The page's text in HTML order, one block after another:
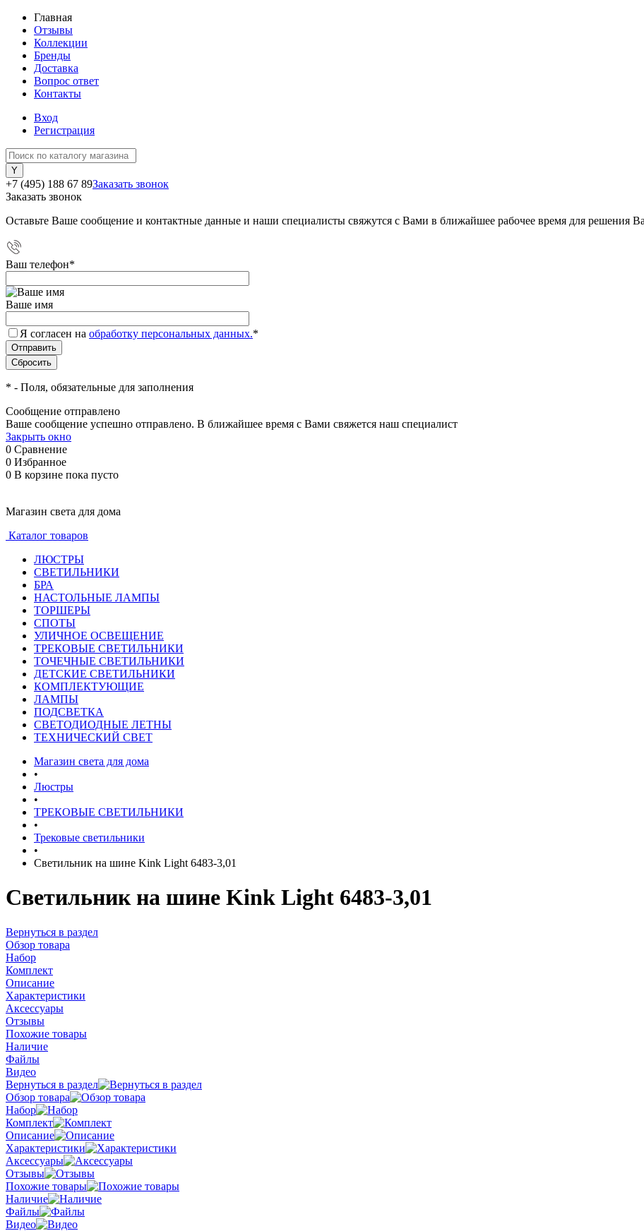
Главная
Отзывы
Коллекции
Бренды
Доставка
Вопрос ответ
Контакты
Вход
Регистрация
+7 (495) 188 67 89Заказать звонок
Заказать звонок
Оставьте Ваше сообщение и контактные данные и наши специалисты свяжутся с Вами в ближайшее рабочее время для решения
Ваш телефон*
Ваше имя
Я согласен на обработку персональных данных.*
* - Поля, обязательные для заполнения
Сообщение отправлено
Ваше сообщение успешно отправлено. В ближайшее время с Вами свяжется наш специалист
Закрыть окно
0 Сравнение
0 Избранное
0 В корзине пока пусто
Магазин света для дома
Каталог товаров
ЛЮСТРЫ
СВЕТИЛЬНИКИ
БРА
НАСТОЛЬНЫЕ ЛАМПЫ
ТОРШЕРЫ
СПОТЫ
УЛИЧНОЕ ОСВЕЩЕНИЕ
ТРЕКОВЫЕ СВЕТИЛЬНИКИ
ТОЧЕЧНЫЕ СВЕТИЛЬНИКИ
ДЕТСКИЕ СВЕТИЛЬНИКИ
КОМПЛЕКТУЮЩИЕ
ЛАМПЫ
ПОДСВЕТКА
СВЕТОДИОДНЫЕ ЛЕТНЫ
ТЕХНИЧЕСКИЙ СВЕТ
Магазин света для дома
•
Люстры
•
ТРЕКОВЫЕ СВЕТИЛЬНИКИ
•
Трековые светильники
•
Светильник на шине Kink Light 6483-3,01
Светильник на шине Kink Light 6483-3,01
Вернуться в раздел
Обзор товара
Набор
Комплект
Описание
Характеристики
Аксессуары
Отзывы
Похожие товары
Наличие
Файлы
Видео
Вернуться в раздел
Обзор товара
Набор
Комплект
Описание
Характеристики
Аксессуары
Отзывы
Похожие товары
Наличие
Файлы
Видео